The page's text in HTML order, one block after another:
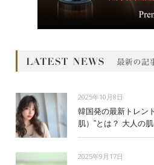
2025年10月8日
韓国発の最新トレン
肌）”とは？ 大人の
2025年9月17日